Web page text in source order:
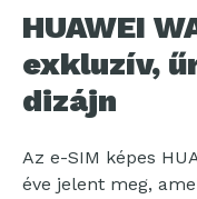
HUAWEI
exkluzív,
dizájn
Az e-SIM képes
éve jelent meg,